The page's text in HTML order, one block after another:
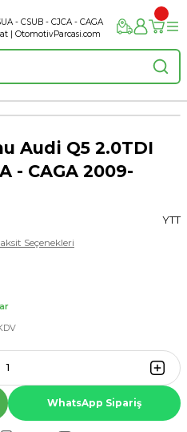
Audi Q5 2.0TDI
- CAGA 2009-
YTT
Seçenekleri
WhatsApp Sipariş